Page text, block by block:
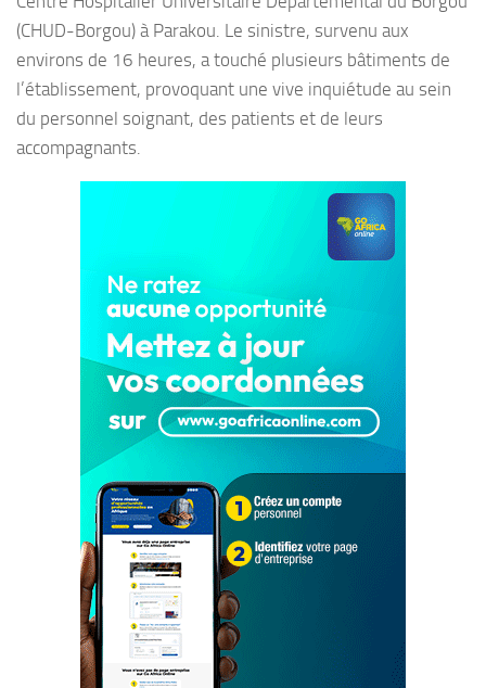
(CHUD-Borgou) à Parakou. Le sinistre, survenu aux
environs de 16 heures, a touché plusieurs bâtiments de
l’établissement, provoquant une vive inquiétude au sein
du personnel soignant, des patients et de leurs
accompagnants.